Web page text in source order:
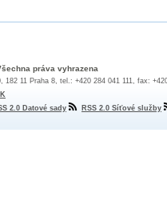
práva vyhrazena
182 11 Praha 8, tel.: +420 284 041 111, fax:
2.0 Datové sady RSS 2.0 Síťové služby